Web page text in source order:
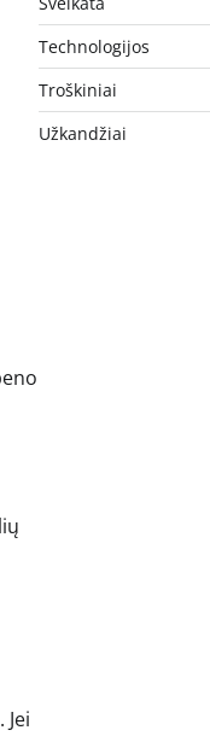
Technologijos
Troškiniai
Užkandžiai